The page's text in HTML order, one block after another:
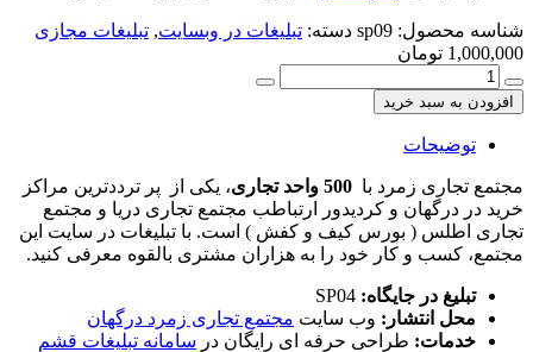
شناسه محصول: sp09 دسته: تبلیغات در وبسایت, تبلیغات مجازی
1,000,000 تومان
افزودن به سبد خرید
توضیحات
مجتمع تجاری زمرد با 500 واحد تجاری
، یکی از پر ترددترین مراکز
خرید در درگهان و کردیدور ارتباطب مجتمع تجاری دریا و مجتمع
تجاری اطلس ( بورس کیف و کفش ) است. با تبلیغات در سایت این
مجتمع، کسب و کار خود را به هزاران مشتری بالقوه معرفی کنید.
تبلیغ در جایگاه:
محل انتشار: وب سایت مجتمع تجاری زمرد درگهان
خدمات: طراحی حرفه ای رایگان در سامانه تبلیغات قشم